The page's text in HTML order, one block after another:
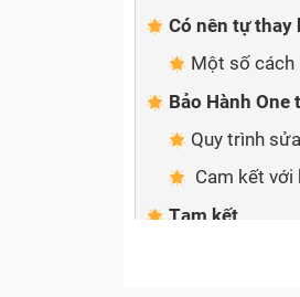
Có nên tự
Một số cách
Bảo Hành
Quy trình
Cam kết
Tạm kết
Dấu hiệu